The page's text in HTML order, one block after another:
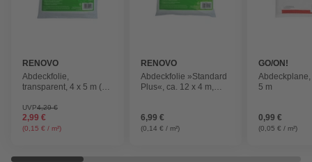
RENOVO
Abdeckfolie,
transparent, 4 x 5 m (20
UVP4,29 €
2,99 €
(0,15 € / m²)
RENOVO
Abdeckfolie »Standard
Plus«, ca. 12 x 4 m,
6,99 €
(0,14 € / m²)
GO/ON!
5 m
0,99 €
(0,05 € / m²)